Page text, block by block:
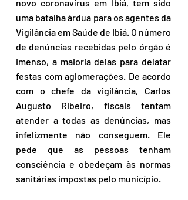
novo coronavírus em Ibiá, tem sido
uma batalha árdua para os agentes da
Vigilância em Saúde de Ibiá. O número
de denúncias recebidas pelo órgão é
imenso, a maioria delas para delatar
festas com aglomerações. De acordo
com o chefe da vigilância, Carlos
Augusto Ribeiro, fiscais tentam
atender a todas as denúncias, mas
infelizmente não conseguem. Ele
pede que as pessoas tenham
consciência e obedeçam às normas
sanitárias impostas pelo município.